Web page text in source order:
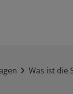
Was ist die